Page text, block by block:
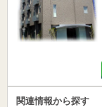
関連情報から探す